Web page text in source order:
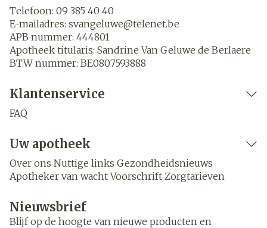
Telefoon: 09 385 40 40
E-mailadres: svangeluwe@telenet.be
APB nummer: 444801
Apotheek titularis: Sandrine Van Geluwe de Berlaere
BTW nummer: BE0807593888
Klantenservice
FAQ
Uw apotheek
Over ons Nuttige links Gezondheidsnieuws
Apotheker van wacht Voorschrift Zorgtarieven
Nieuwsbrief
Blijf op de hoogte van nieuwe producten en